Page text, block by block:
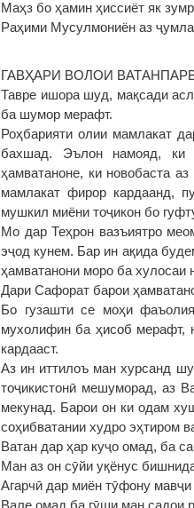
Маҳз бо ҳамин ҳиссиёт як
Раҳими Мусулмониён аз
ГАВҲАРИ ВОЛОИ
Тавре ишора шуд, мақсади
ба шумор мерафт.
Роҳбарияти олии мамлакат
бахшад. Эълон намояд, ки
ҳамватаноне, ки новобаста
мамлакат фирор кардаанд,
мушкил миёни тоҷикон бо
Мо дар Теҳрон вазъиятро
эҷод кунем. Бар ин ақида
ҳамватанони моро ба хулосаи
Дари Сафорат барои
Бо гузашти се моҳи
мухолифин ба ҳисоб мерафт,
кардааст.
Аз ин иттилоъ ман хурсанд
тоҷикистонӣ мешуморад, аз
мекунад. Барои он ки одам
соҳибватании худро эҳтиром
Ватан дар ҳар куҷо омад, ба
Ман аз он сӯйи уқёнус
Агарчӣ дар миён тӯфону